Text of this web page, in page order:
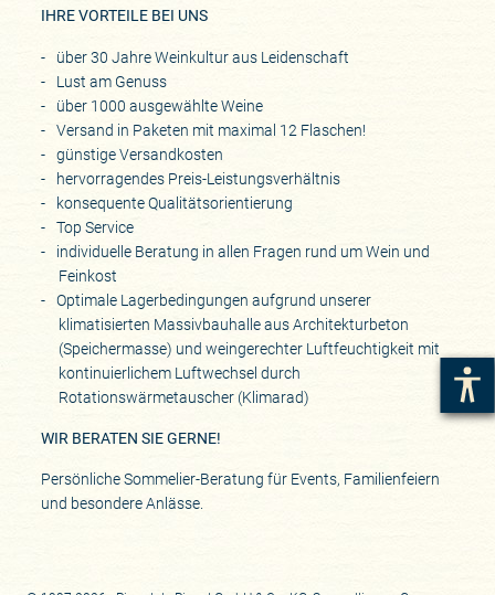
IHRE VORTEILE BEI UNS
über 30 Jahre Weinkultur aus Leidenschaft
Lust am Genuss
über 1000 ausgewählte Weine
Versand in Paketen mit maximal 12 Flaschen!
günstige Versandkosten
hervorragendes Preis-Leistungsverhältnis
konsequente Qualitätsorientierung
Top Service
individuelle Beratung in allen Fragen rund um Wein und
Feinkost
Optimale Lagerbedingungen aufgrund unserer
klimatisierten Massivbauhalle aus Architekturbeton
(Speichermasse) und weingerechter Luftfeuchtigkeit mit
kontinuierlichem Luftwechsel durch
Rotationswärmetauscher (Klimarad)
WIR BERATEN SIE GERNE!
Persönliche Sommelier-Beratung für Events, Familienfeiern
und besondere Anlässe.